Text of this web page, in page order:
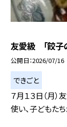
友愛級 「餃子
公開日 2026/07/16
できごと
７月１３日（月
使い、子どもた